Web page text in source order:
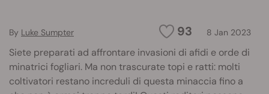
93 8 Jan 2023
By Luke Sumpter
Siete preparati ad affrontare invasioni di afidi e orde di
minatrici fogliari. Ma non trascurate topi e ratti: molti
coltivatori restano increduli di questa minaccia fino a